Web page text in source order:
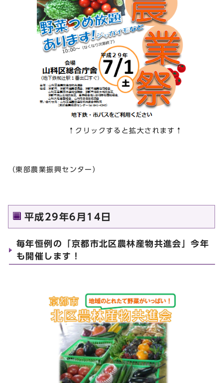
↑クリックすると拡大されます↑
（東部農業振興センター）
平成29年6月14日
毎年恒例の「京都市北区農林産物共進会」今年
も開催します！